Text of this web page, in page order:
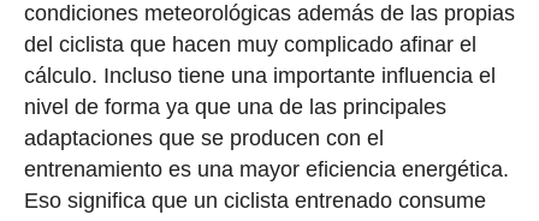
condiciones meteorológicas además de las propias
del ciclista que hacen muy complicado afinar el
cálculo. Incluso tiene una importante influencia el
nivel de forma ya que una de las principales
adaptaciones que se producen con el
entrenamiento es una mayor eficiencia energética.
Eso significa que un ciclista entrenado consume